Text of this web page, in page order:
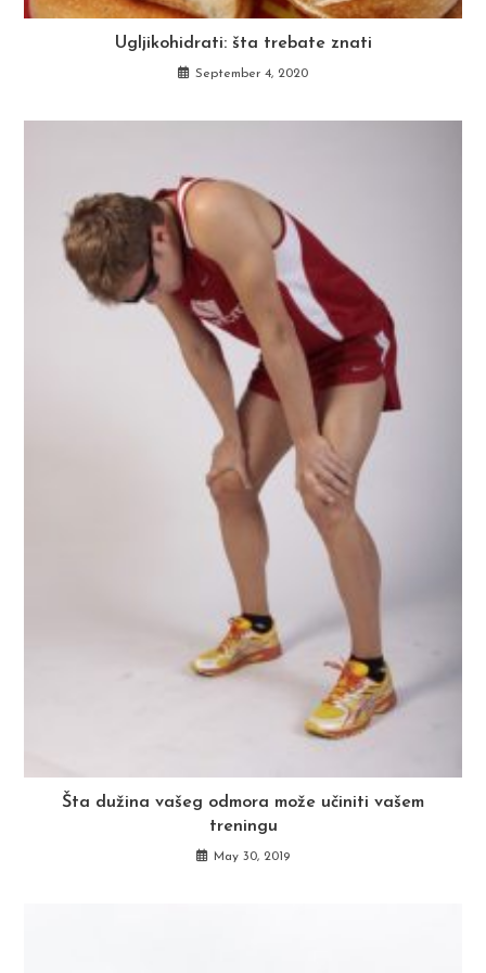
Ugljikohidrati: šta trebate znati
September 4, 2020
Šta dužina vašeg odmora može učiniti vašem
treningu
May 30, 2019